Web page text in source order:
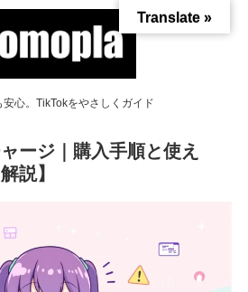
心。TikTokをやさしくガイド
ージ｜購入手順と使え
説】
Translate »